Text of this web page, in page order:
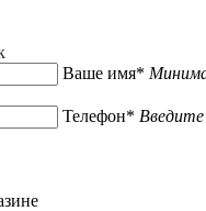
Ваше имя*
Телефон*